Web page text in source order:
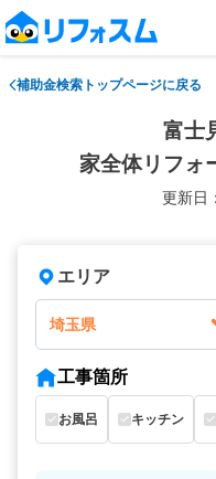
補助金検索トップページに戻る
富士
家全体リフォ
更新日
エリア
埼玉県
工事箇所
お風呂 キッチン